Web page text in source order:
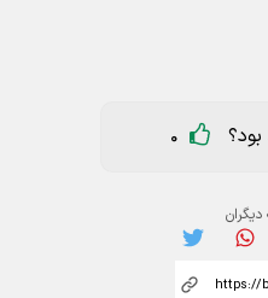
0
دیگران